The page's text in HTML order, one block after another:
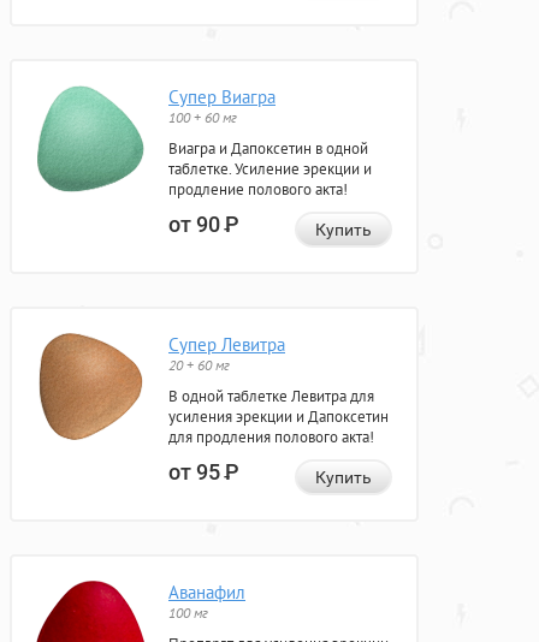
Супер Виагра
100 + 60 мг
Виагра и Дапоксетин в одной
таблетке. Усиление эрекции и
продление полового акта!
от 90Р Купить
Супер Левитра
20 + 60 мг
В одной таблетке Левитра для
усиления эрекции и Дапоксетин
для продления полового акта!
от 95Р Купить
Аванафил
100 мг